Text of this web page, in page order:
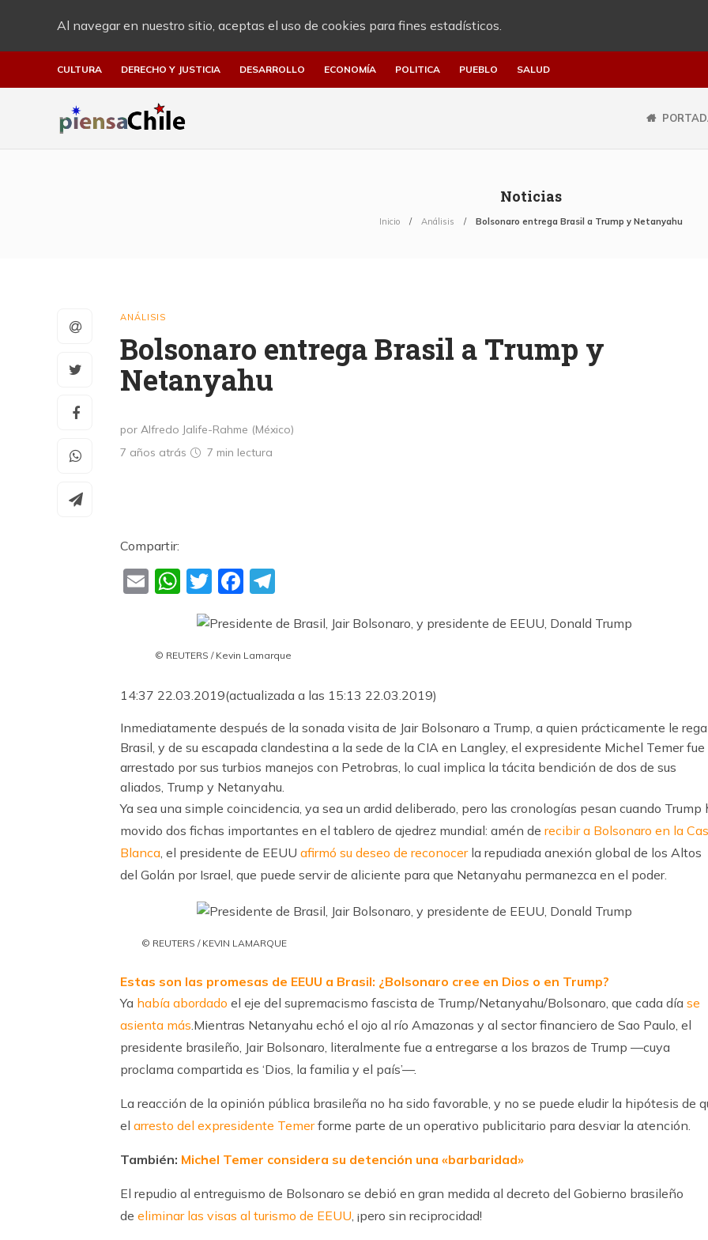
Al navegar en nuestro sitio, aceptas el uso de cookies para fines estadísticos.
CULTURA DERECHO Y JUSTICIA DESARROLLO ECONOMÍA POLITICA PUEBLO SALUD
Noticias
Inicio Análisis Bolsonaro entrega Brasil a Trump y Netanyahu
ANÁLISIS
Bolsonaro entrega Brasil a Trump y
Netanyahu
por Alfredo Jalife-Rahme (México)
7 años atrás
7 min lectura
Compartir:
EmailWhatsApp
TwitterFacebook
© REUTERS / Kevin Lamarque
14:37 22.03.2019(actualizada a las 15:13 22.03.2019)
Inmediatamente después de la sonada visita de Jair Bolsonaro a Trump, a quien prácticamente le
Brasil, y de su escapada clandestina a la sede de la CIA en Langley, el expresidente Michel Temer fue
arrestado por sus turbios manejos con Petrobras, lo cual implica la tácita bendición de dos de sus
aliados, Trump y Netanyahu.
Ya sea una simple coincidencia, ya sea un ardid deliberado, pero las cronologías pesan cuando Trump
movido dos fichas importantes en el tablero de ajedrez mundial: amén de recibir a Bolsonaro en la
Blanca, el presidente de EEUU afirmó su deseo de reconocerla repudiada anexión global de los Altos
del Golán por Israel, que puede servir de aliciente para que Netanyahu permanezca en el poder.
© REUTERS / KEVIN LAMARQUE
Estas son las promesas de EEUU a Brasil: ¿Bolsonaro cree en Dios o en Trump?
Ya había abordado el eje del supremacismo fascista de Trump/Netanyahu/Bolsonaro, que cada día se
asienta más.Mientras Netanyahu echó el ojo al río Amazonas y al sector financiero de Sao Paulo, el
presidente brasileño, Jair Bolsonaro, literalmente fue a entregarse a los brazos de Trump —cuya
proclama compartida es ‘Dios, la familia y el país’—.
La reacción de la opinión pública brasileña no ha sido favorable, y no se puede eludir la hipótesis de
el arresto del expresidente Temerforme parte de un operativo publicitario para desviar la atención.
También: Michel Temer considera su detención una «barbaridad»
El repudio al entreguismo de Bolsonaro se debió en gran medida al decreto del Gobierno brasileño
de eliminar las visas al turismo de EEUU, ¡pero sin reciprocidad!